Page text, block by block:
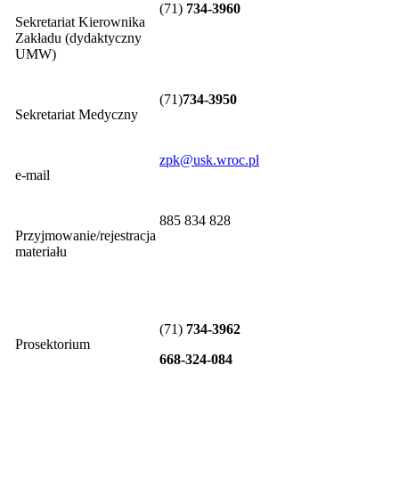
Sekretariat Kierownika
Zakładu (dydaktyczny
UMW)
Sekretariat Medyczny
e-mail
Przyjmowanie/rejestracja
materiału
(71) 734-3960
(71)734-3950
zpk@usk.wroc.pl
885 834 828
Prosektorium
(71) 734-3962
668-324-084